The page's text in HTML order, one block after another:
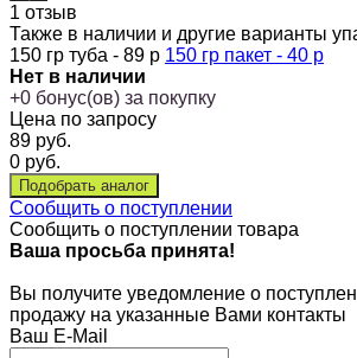
1 отзыв
Также в наличии и другие варианты
150 гр туба - 89 р 150 гр пакет - 40 р
Нет в наличии
+0 бонус(ов) за покупку
Цена по запросу
89 руб.
0 руб.
Сообщить о поступлении
Сообщить о поступлении товара
Ваша просьба принята!
Вы получите уведомление о
продажу на указанные Вами контакты
Ваш E-Mail